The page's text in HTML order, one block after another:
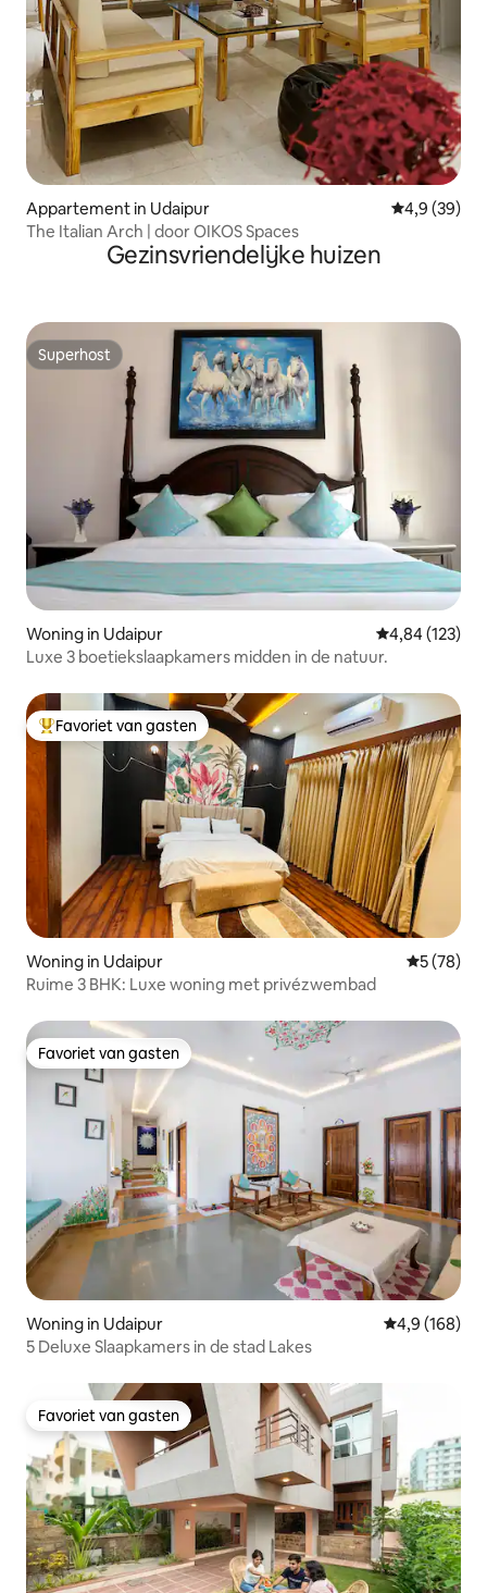
Appartement in Udaipur Gemiddelde
4,9 (39)
The Italian Arch | door OIKOS Spaces
Gezinsvriendelijke huizen
Superhost
Superhost
Woning in Udaipur Gemiddelde
4,84 (123)
Luxe 3 boetiekslaapkamers midden in de natuur.
Topfavoriet van gasten
Favoriet van gasten
Woning in Udaipur
5 (78)
Ruime 3 BHK: Luxe woning met privézwembad
Favoriet van gasten
Favoriet van gasten
Woning in Udaipur Gemiddelde
4,9 (168)
5 Deluxe Slaapkamers in de stad Lakes
Favoriet van gasten
Favoriet van gasten